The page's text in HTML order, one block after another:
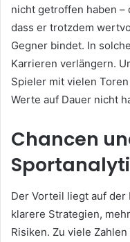
nicht getroffen haben –
dass er trotzdem
Gegner bindet. In
Karrieren verlängern.
Spieler mit vielen
Werte auf Dauer nicht
Chancen
Der Vorteil liegt auf der
klarere Strategien,
Risiken. Zu viele